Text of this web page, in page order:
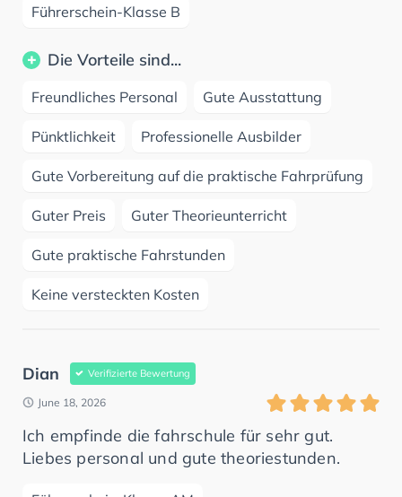
Führerschein-Klasse B
Die Vorteile sind...
Freundliches Personal Gute Ausstattung
Pünktlichkeit Professionelle Ausbilder
Gute Vorbereitung auf die praktische Fahrprüfung
Guter Preis Guter Theorieunterricht
Gute praktische Fahrstunden
Keine versteckten Kosten
Dian Verifizierte Bewertung
June 18, 2026
Ich empfinde die fahrschule für sehr gut.
Liebes personal und gute theoriestunden.